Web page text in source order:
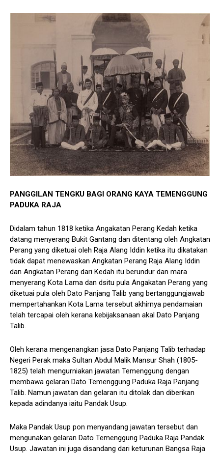
PANGGILAN TENGKU BAGI ORANG KAYA TEMENGGUNG
PADUKA RAJA
Didalam tahun 1818 ketika Angakatan Perang Kedah ketika
datang menyerang Bukit Gantang dan ditentang oleh Angkatan
Perang yang diketuai oleh Raja Alang Iddin ketika itu dikatakan
tidak dapat menewaskan Angkatan Perang Raja Alang Iddin
dan Angkatan Perang dari Kedah itu berundur dan mara
menyerang Kota Lama dan dsitu pula Angakatan Perang yang
diketuai pula oleh Dato Panjang Talib yang bertanggungjawab
mempertahankan Kota Lama tersebut akhirnya pendamaian
telah tercapai oleh kerana kebijaksanaan akal Dato Panjang
Talib.
Oleh kerana mengenangkan jasa Dato Panjang Talib terhadap
Negeri Perak maka Sultan Abdul Malik Mansur Shah (1805-
1825) telah mengurniakan jawatan Temenggung dengan
membawa gelaran Dato Temenggung Paduka Raja Panjang
Talib. Namun jawatan dan gelaran itu ditolak dan diberikan
kepada adindanya iaitu Pandak Usup.
Maka Pandak Usup pon menyandang jawatan tersebut dan
mengunakan gelaran Dato Temenggung Paduka Raja Pandak
Usup. Jawatan ini juga disandang dari keturunan Bangsa Raja